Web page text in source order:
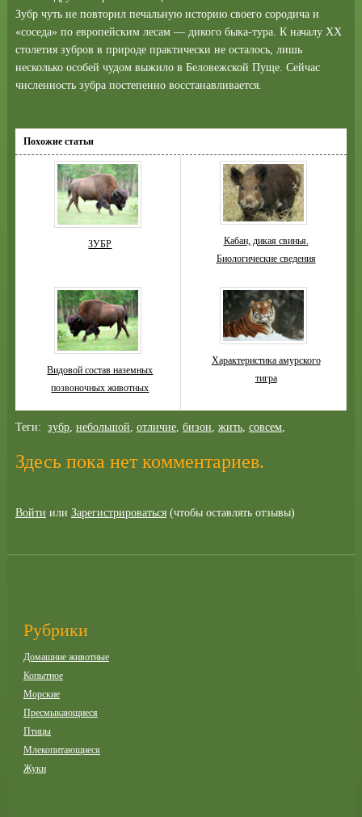
Зубр чуть не повторил печальную историю своего сородича и
«соседа» по европейским лесам — дикого быка-тура. К началу XX
столетия зубров в природе практически не осталось, лишь
несколько особей чудом выжило в Беловежской Пуще. Сейчас
численность зубра постепенно восстанавливается.
Похожие статьи
ЗУБР
Кабан, дикая свинья.
Биологические сведения
Видовой состав наземных
позвоночных животных
Характеристика амурского
тигра
Теги: зубр, небольшой, отличие, бизон, жить, совсем,
Здесь пока нет комментариев.
Войти или Зарегистрироваться(чтобы оставлять отзывы)
Рубрики
Домашние животные
Копытное
Морские
Пресмыкающиеся
Птицы
Млекопитающиеся
Жуки